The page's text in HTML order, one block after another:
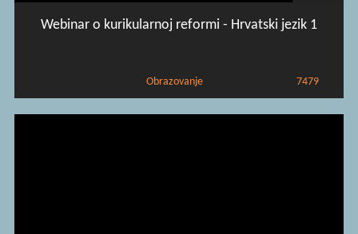
Webinar o kurikularnoj reformi - Hrvatski jezik 1
Obrazovanje 7479